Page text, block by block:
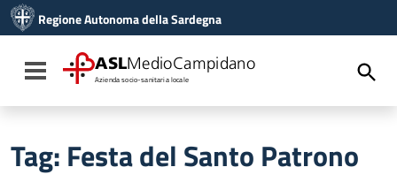
Vai al menu di navigazione
Vai al footer
Regione Autonoma della Sardegna
Toggle navigation
ASLMedioCampidano
Azienda socio-sanitaria locale
Tag: Festa del Santo Patrono